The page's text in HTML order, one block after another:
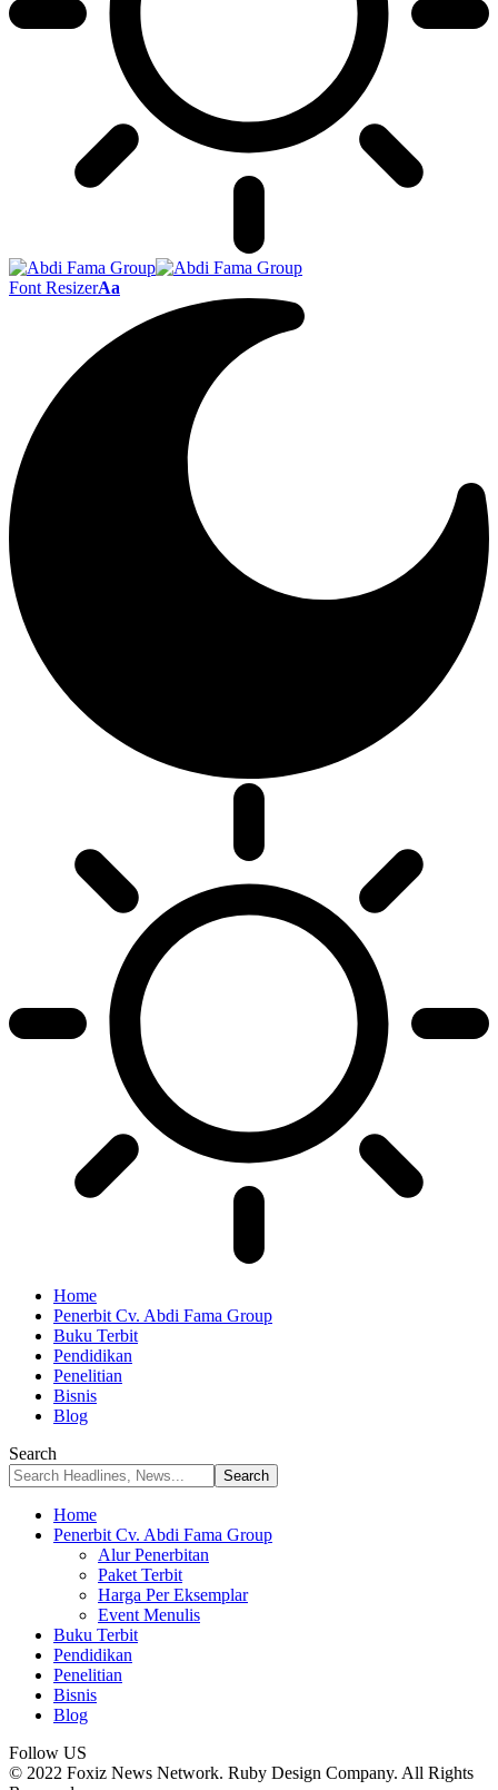
Font ResizerAa
Home
Penerbit Cv. Abdi Fama Group
Buku Terbit
Pendidikan
Penelitian
Bisnis
Blog
Search
Home
Penerbit Cv. Abdi Fama Group
Alur Penerbitan
Paket Terbit
Harga Per Eksemplar
Event Menulis
Buku Terbit
Pendidikan
Penelitian
Bisnis
Blog
Follow US
© 2022 Foxiz News Network. Ruby Design Company. All Rights